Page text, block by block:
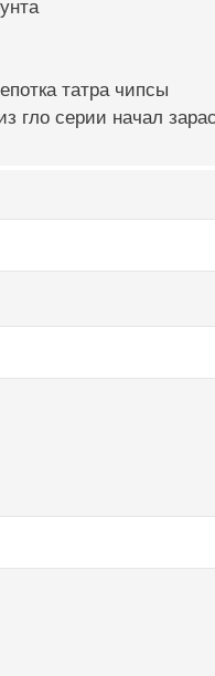
татра чипсы
гло серии начал